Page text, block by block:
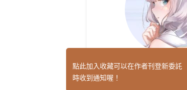
Kilin (0)
點此加入收藏可以在作者刊登新委託
時收到通知喔！